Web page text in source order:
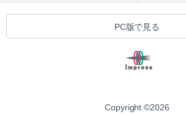
PC版で見る
Copyright ©2026